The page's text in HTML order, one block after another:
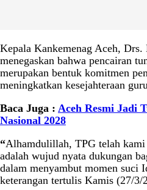
Kepala Kankemenag Aceh,
menegaskan bahwa pencairan
merupakan bentuk komitmen
meningkatkan kesejahteraan
Baca Juga : Aceh Resmi Jadi
Nasional 2028
“Alhamdulillah, TPG telah
adalah wujud nyata dukungan
dalam menyambut momen suci
keterangan tertulis Kamis (27/3/